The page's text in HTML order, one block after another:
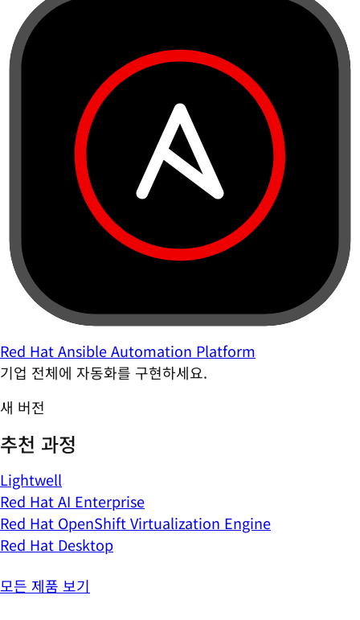
Red Hat Ansible Automation Platform
기업 전체에 자동화를 구현하세요.
새 버전
추천 과정
Lightwell
Red Hat AI Enterprise
Red Hat OpenShift Virtualization Engine
Red Hat Desktop
모든 제품 보기